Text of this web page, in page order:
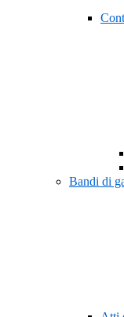
Bandi di